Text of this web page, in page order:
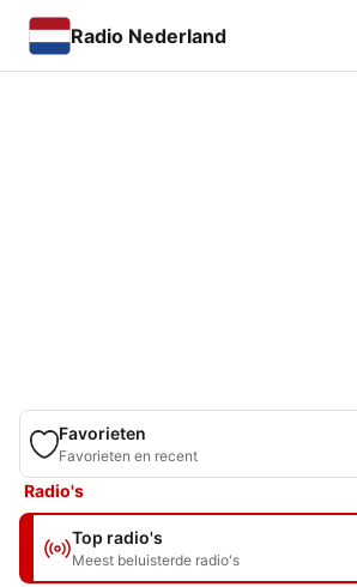
Radio Nederland
Favorieten
Favorieten en recent
Radio's
Top radio's
Meest beluisterde radio's